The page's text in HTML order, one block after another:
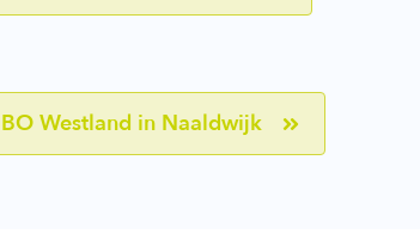
Westland in Naaldwijk